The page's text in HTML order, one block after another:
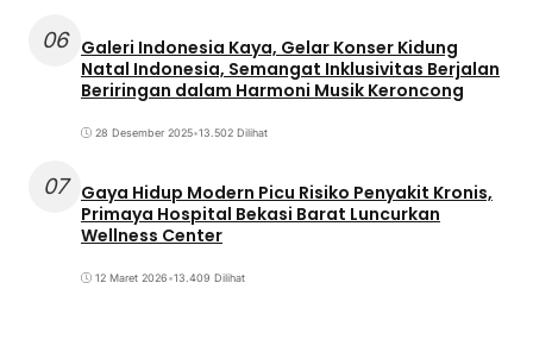
06 Galeri Indonesia Kaya, Gelar Konser Kidung
Natal Indonesia, Semangat Inklusivitas Berjalan
Beriringan dalam Harmoni Musik Keroncong
28 Desember 2025•13.502 Dilihat
07
Gaya Hidup Modern Picu Risiko Penyakit Kronis,
Primaya Hospital Bekasi Barat Luncurkan
Wellness Center
12 Maret 2026•13.409 Dilihat